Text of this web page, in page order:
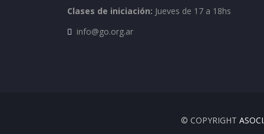
Clases de iniciación: Jueves de 17 a 18hs
info@go.org.ar
© COPYRIGHT